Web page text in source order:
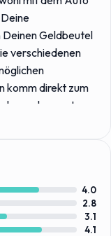
Deinen Geldbeutel
verschiedenen
komm direkt zum
und unser top
Win Win
4.0
2.8
3.1
4.1